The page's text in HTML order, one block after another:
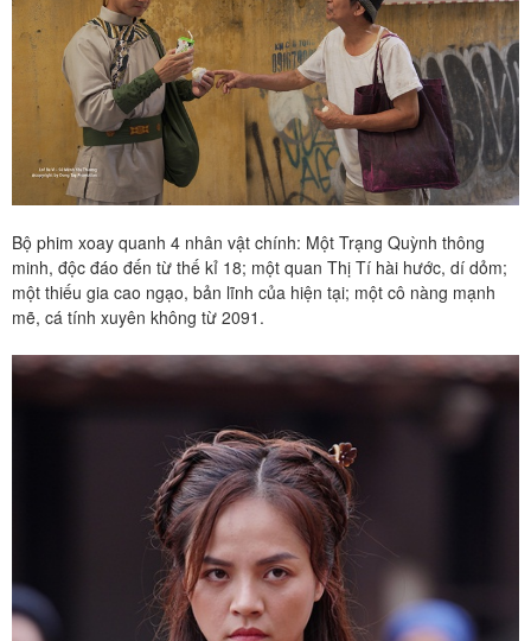
Bộ phim xoay quanh 4 nhân vật chính: Một Trạng Quỳnh thông
minh, độc đáo đến từ thế kỉ 18; một quan Thị Tí hài hước, dí dỏm;
một thiếu gia cao ngạo, bản lĩnh của hiện tại; một cô nàng mạnh
mẽ, cá tính xuyên không từ 2091.